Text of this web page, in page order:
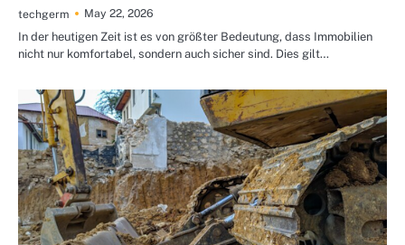
techgerm
May 22, 2026
In der heutigen Zeit ist es von größter Bedeutung, dass Immobilien
nicht nur komfortabel, sondern auch sicher sind. Dies gilt…